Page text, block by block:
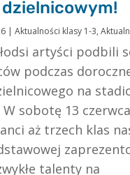
| Aktualności klasy 1-3,
artyści podbili
podczas
na
sobotę 13
aż trzech klas
talenty na